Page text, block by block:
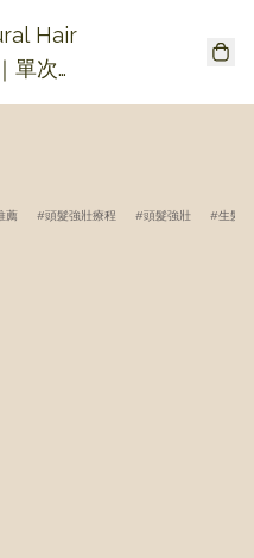
Hair
次收
理
薦 頭髮強壯療程 頭髮強壯 生髮